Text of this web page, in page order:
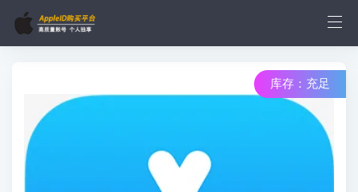
库存：3
库存：充足